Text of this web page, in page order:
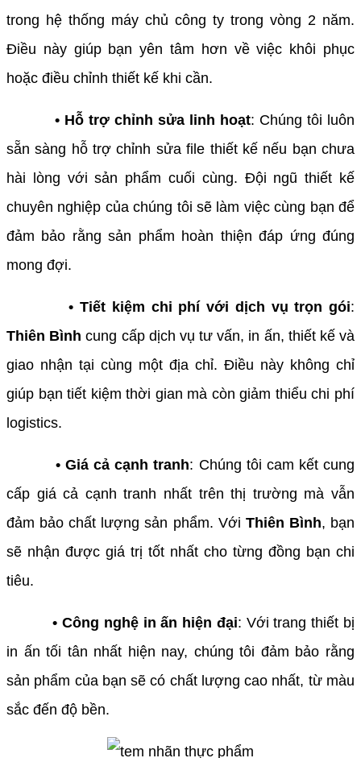
trong hệ thống máy chủ công ty trong vòng 2 năm.
Điều này giúp bạn yên tâm hơn về việc khôi phục
hoặc điều chỉnh thiết kế khi cần.
• Hỗ trợ chỉnh sửa linh hoạt: Chúng tôi luôn
sẵn sàng hỗ trợ chỉnh sửa file thiết kế nếu bạn chưa
hài lòng với sản phẩm cuối cùng. Đội ngũ thiết kế
chuyên nghiệp của chúng tôi sẽ làm việc cùng bạn để
đảm bảo rằng sản phẩm hoàn thiện đáp ứng đúng
mong đợi.
• Tiết kiệm chi phí với dịch vụ trọn gói:
Thiên Bình cung cấp dịch vụ tư vấn, in ấn, thiết kế và
giao nhận tại cùng một địa chỉ. Điều này không chỉ
giúp bạn tiết kiệm thời gian mà còn giảm thiểu chi phí
logistics.
• Giá cả cạnh tranh: Chúng tôi cam kết cung
cấp giá cả cạnh tranh nhất trên thị trường mà vẫn
đảm bảo chất lượng sản phẩm. Với Thiên Bình, bạn
sẽ nhận được giá trị tốt nhất cho từng đồng bạn chi
tiêu.
• Công nghệ in ấn hiện đại: Với trang thiết bị
in ấn tối tân nhất hiện nay, chúng tôi đảm bảo rằng
sản phẩm của bạn sẽ có chất lượng cao nhất, từ màu
sắc đến độ bền.